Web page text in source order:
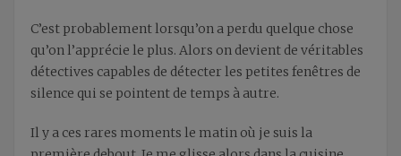
C’est probablement lorsqu’on a perdu quelque chose
qu’on l’apprécie le plus. Alors on devient de véritables
détectives capables de détecter les petites fenêtres de
silence qui se pointent de temps à autre.
Il y a ces rares moments le matin où je suis la